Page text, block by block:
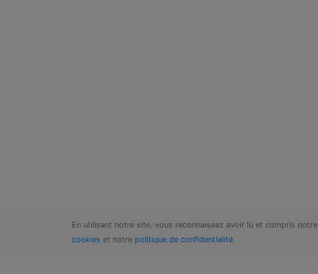
En utilisant notre site, vous reconnaissez avoir lu et compris notre
cookies et notre politique de confidentialité.